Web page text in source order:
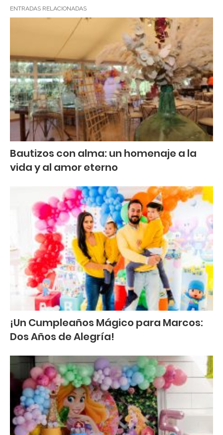
ENTRADAS RELACIONADAS
Bautizos con alma: un homenaje a la
vida y al amor eterno
¡Un Cumpleaños Mágico para Marcos:
Dos Años de Alegría!